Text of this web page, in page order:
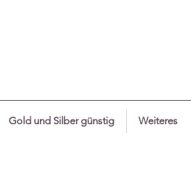
Gold und Silber günstig Weiteres